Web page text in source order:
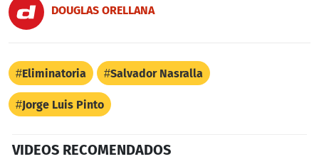
DOUGLAS ORELLANA
Eliminatoria Salvador Nasralla
Jorge Luis Pinto
VIDEOS RECOMENDADOS